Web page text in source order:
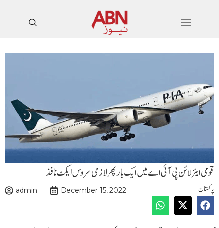
قومی ایئرلائن پی آئی اے میں ایک بار پھر لازمی سروس ایکٹ نافذ
پاکستان admin December 15, 2022